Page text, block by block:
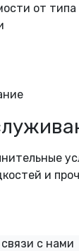
от
и
с нами